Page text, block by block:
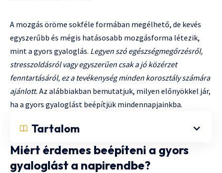
A mozgás öröme sokféle formában megélhető, de kevés
egyszerűbb és mégis hatásosabb mozgásforma létezik,
mint a gyors gyaloglás. Legyen szó egészségmegőrzésről,
stresszoldásról vagy egyszerűen csak a jó közérzet
fenntartásáról, ez a tevékenység minden korosztály számára
ajánlott. Az alábbiakban bemutatjuk, milyen előnyökkel jár,
ha a gyors gyaloglást beépítjük mindennapjainkba.
Tartalom
Miért érdemes beépíteni a gyors
gyaloglást a napirendbe?